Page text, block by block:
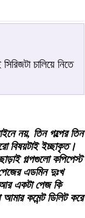
চালিয়ে নিতে
নয়, তিন গল্পের তিন
বিষয়টাই ইচ্ছাকৃত।
গল্পগুলো কপিপেস্ট
এডমিন দুঃখ
একটা পেজ কি
কমেন্ট ডিলিট করে